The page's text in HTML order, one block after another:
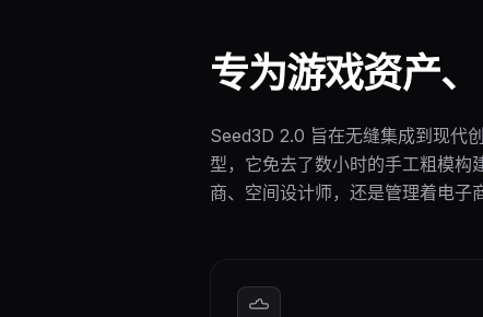
专为游戏资产
Seed3D 2.0 旨在无缝集成到现代
型，它免去了数小时的手工粗模
商、空间设计师，还是管理着电子